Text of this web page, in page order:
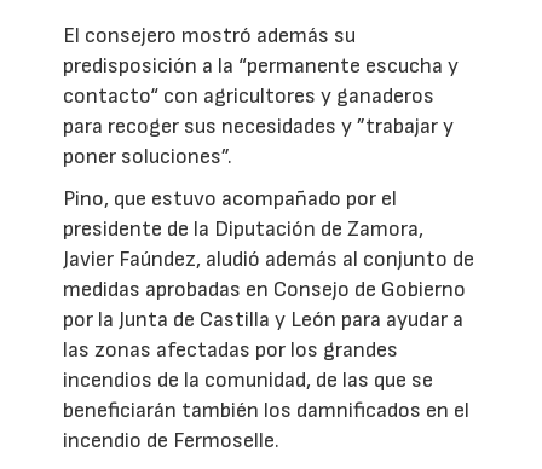
El consejero mostró además su
predisposición a la “permanente escucha y
contacto“ con agricultores y ganaderos
para recoger sus necesidades y ”trabajar y
poner soluciones”.
Pino, que estuvo acompañado por el
presidente de la Diputación de Zamora,
Javier Faúndez, aludió además al conjunto de
medidas aprobadas en Consejo de Gobierno
por la Junta de Castilla y León para ayudar a
las zonas afectadas por los grandes
incendios de la comunidad, de las que se
beneficiarán también los damnificados en el
incendio de Fermoselle.